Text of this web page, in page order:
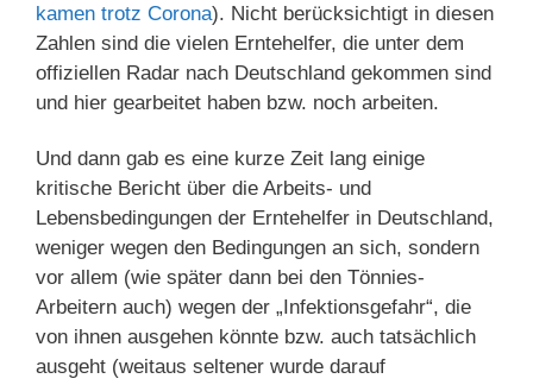
kamen trotz Corona). Nicht berücksichtigt in diesen
Zahlen sind die vielen Erntehelfer, die unter dem
offiziellen Radar nach Deutschland gekommen sind
und hier gearbeitet haben bzw. noch arbeiten.
Und dann gab es eine kurze Zeit lang einige
kritische Bericht über die Arbeits- und
Lebensbedingungen der Erntehelfer in Deutschland,
weniger wegen den Bedingungen an sich, sondern
vor allem (wie später dann bei den Tönnies-
Arbeitern auch) wegen der „Infektionsgefahr“, die
von ihnen ausgehen könnte bzw. auch tatsächlich
ausgeht (weitaus seltener wurde darauf